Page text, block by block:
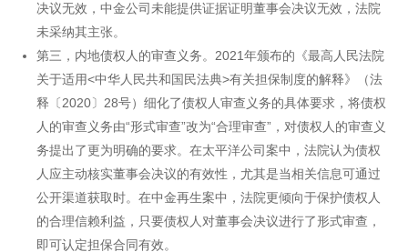
决议无效，中金公司未能提供证据证明董事会决议无效，法院
未采纳其主张。
第三，内地债权人的审查义务。2021年颁布的《最高人民法院
关于适用<中华人民共和国民法典>有关担保制度的解释》（法
释〔2020〕28号）细化了债权人审查义务的具体要求，将债权
人的审查义务由“形式审查”改为“合理审查”，对债权人的审查义
务提出了更为明确的要求。在太平洋公司案中，法院认为债权
人应主动核实董事会决议的有效性，尤其是当相关信息可通过
公开渠道获取时。在中金再生案中，法院更倾向于保护债权人
的合理信赖利益，只要债权人对董事会决议进行了形式审查，
即可认定担保合同有效。